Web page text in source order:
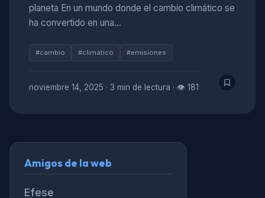
planeta En un mundo donde el cambio climático se
ha convertido en una…
#cambio #climático #emisiones
noviembre 14, 2025 · 3 min de lectura · 👁 181
Amigos de la web
Efese